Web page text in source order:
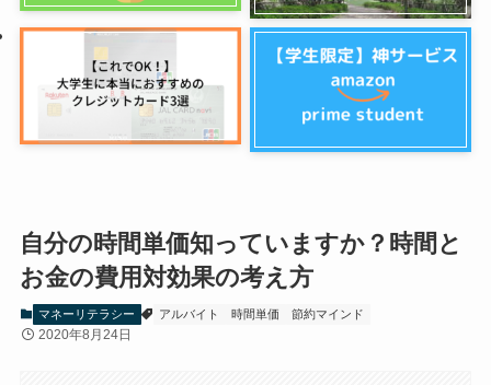
自分の時間単価知っていますか？時間と
お金の費用対効果の考え方
マネーリテラシー アルバイト 時間単価 節約マインド
2020年8月24日